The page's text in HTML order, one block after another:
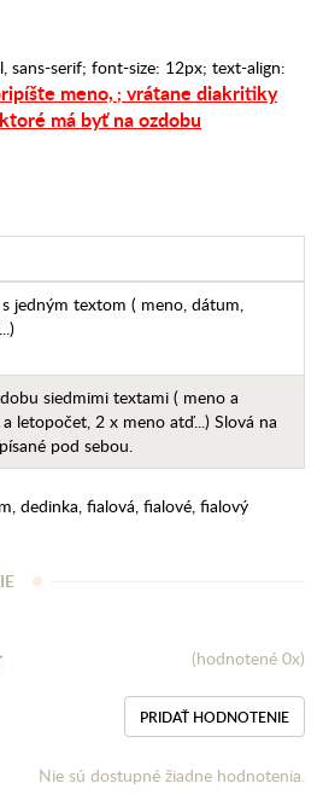
sans-serif; font-size: 12px; text-align:
meno, ; vrátane diakritiky
ktoré má byť na ozdobu
jedným textom ( meno, dátum,
siedmimi textami ( meno a
letopočet, 2 x meno atď...) Slová na
pod sebou.
, dedinka, fialová, fialové, fialový
(hodnotené 0x)
PRIDAŤ HODNOTENIE
Nie sú dostupné žiadne hodnotenia.